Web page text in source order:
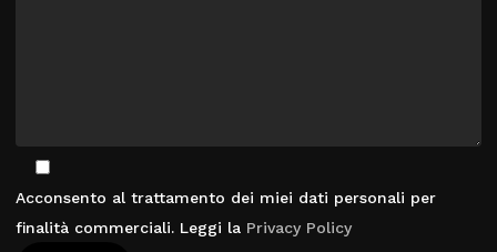
Acconsento al trattamento dei miei dati personali per
finalità commerciali. Leggi la Privacy Policy